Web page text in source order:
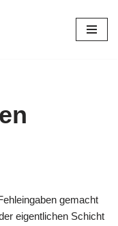
gemacht
eigentlichen Schicht